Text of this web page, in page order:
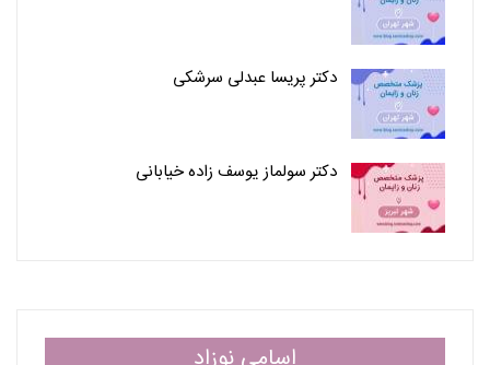
دکتر پریسا عبدلی سرشکی
دکتر سولماز یوسف زاده خیابانی